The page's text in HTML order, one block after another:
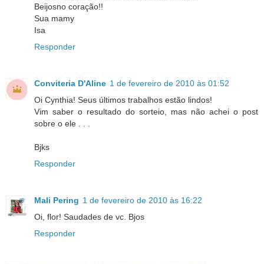
Beijosno coração!!
Sua mamy
Isa
Responder
Conviteria D'Aline 1 de fevereiro de 2010 às 01:52
Oi Cynthia! Seus últimos trabalhos estão lindos!
Vim saber o resultado do sorteio, mas não achei o post
sobre o ele . . .
Bjks
Responder
Mali Pering 1 de fevereiro de 2010 às 16:22
Oi, flor! Saudades de vc. Bjos
Responder